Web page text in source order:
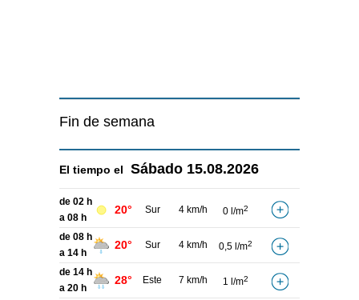
Fin de semana
El tiempo el Sábado 15.08.2026
de 02 h
a 08 h
20° Sur 4 km/h 0 l/m2
de 08 h
a 14 h
20° Sur 4 km/h 0,5 l/m2
de 14 h
a 20 h
28° Este 7 km/h 1 l/m2